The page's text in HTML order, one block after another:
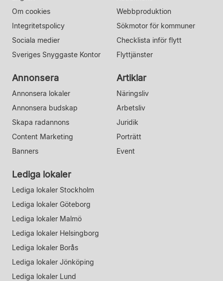
Om cookies
Integritetspolicy
Sociala medier
Sveriges Snyggaste Kontor
Webbproduktion
Sökmotor för kommuner
Checklista inför flytt
Flyttjänster
Annonsera
Annonsera lokaler
Annonsera budskap
Skapa radannons
Content Marketing
Banners
Artiklar
Näringsliv
Arbetsliv
Juridik
Porträtt
Event
Lediga lokaler
Lediga lokaler Stockholm
Lediga lokaler Göteborg
Lediga lokaler Malmö
Lediga lokaler Helsingborg
Lediga lokaler Borås
Lediga lokaler Jönköping
Lediga lokaler Lund